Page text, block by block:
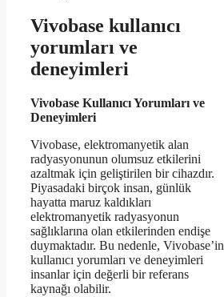
Vivobase kullanıcı
yorumları ve
deneyimleri
Vivobase Kullanıcı Yorumları ve
Deneyimleri
Vivobase, elektromanyetik alan
radyasyonunun olumsuz etkilerini
azaltmak için geliştirilen bir cihazdır.
Piyasadaki birçok insan, günlük
hayatta maruz kaldıkları
elektromanyetik radyasyonun
sağlıklarına olan etkilerinden endişe
duymaktadır. Bu nedenle, Vivobase’in
kullanıcı yorumları ve deneyimleri
insanlar için değerli bir referans
kaynağı olabilir.